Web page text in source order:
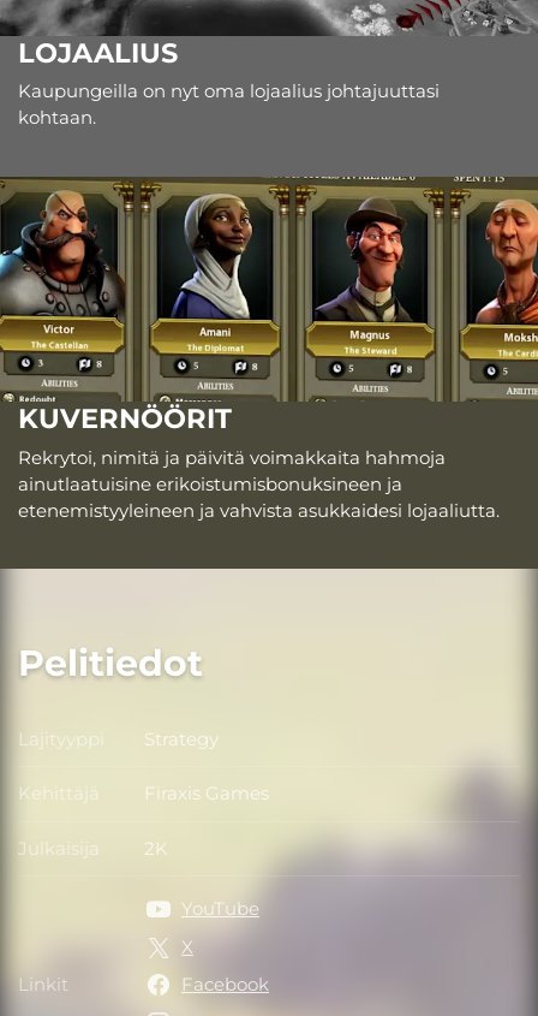
LOJAALIUS
Kaupungeilla on nyt oma lojaalius johtajuuttasi
kohtaan.
KUVERNÖÖRIT
Rekrytoi, nimitä ja päivitä voimakkaita hahmoja
ainutlaatuisine erikoistumisbonuksineen ja
etenemistyyleineen ja vahvista asukkaidesi lojaaliutta.
Pelitiedot
Lajityyppi Lajityyppi
Strategy
Kehittäjä Kehittäjä
Firaxis Games
Julkaisija Julkaisija
2K
Linkit Linkit
YouTube
X
Facebook